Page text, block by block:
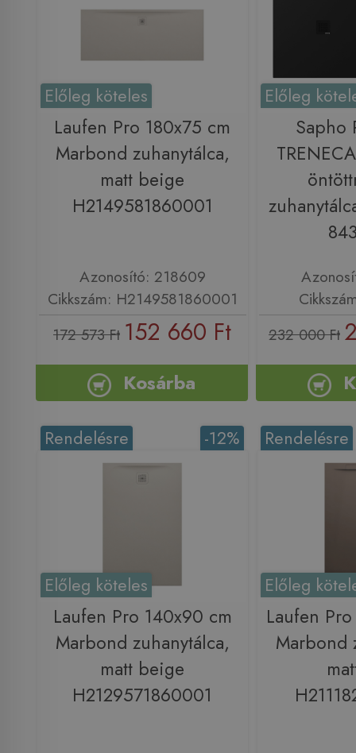
Előleg köteles
Laufen Pro 180x75 cm
Marbond zuhanytálca,
matt beige
H2149581860001
Azonosító: 218609
Cikkszám: H2149581860001
172 573 Ft 152 660 Ft
Kosárba
Előleg
Sapho
232 000 Ft
-12%
Rendelésre
Előleg köteles
Laufen Pro 140x90 cm
Marbond zuhanytálca,
matt beige
H2129571860001
Rendelésre
Előleg
Laufen
Marbond